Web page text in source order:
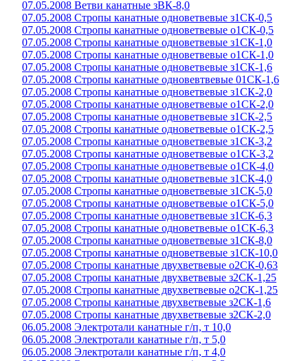
07.05.2008 Ветви канатные зВК-8,0
07.05.2008 Стропы канатные одноветвевые з1СК-0,5
07.05.2008 Стропы канатные одноветвевые о1СК-0,5
07.05.2008 Стропы канатные одноветвевые з1СК-1,0
07.05.2008 Стропы канатные одноветвевые о1СК-1,0
07.05.2008 Стропы канатные одноветвевые з1СК-1,6
07.05.2008 Стропы канатные одновевтвевые 01СК-1,6
07.05.2008 Стропы канатные одноветвевые з1СК-2,0
07.05.2008 Стропы канатные одноветвевые о1СК-2,0
07.05.2008 Стропы канатные одноветвевые з1СК-2,5
07.05.2008 Стропы канатные одноветвевые о1СК-2,5
07.05.2008 Стропы канатные одноветвевые з1СК-3,2
07.05.2008 Стропы канатные одноветвевые о1СК-3,2
07.05.2008 Стропы канатные одноветвевые о1СК-4,0
07.05.2008 Стропы канатные одноветвевые з1СК-4,0
07.05.2008 Стропы канатные одноветвевые з1СК-5,0
07.05.2008 Стропы канатные одноветвевые о1СК-5,0
07.05.2008 Стропы канатные одноветвевые з1СК-6,3
07.05.2008 Стропы канатные одноветвевые о1СК-6,3
07.05.2008 Стропы канатные одноветвевые з1СК-8,0
07.05.2008 Стропы канатные одноветвевые з1СК-10,0
07.05.2008 Стропы канатные двухветвевые о2СК-0,63
07.05.2008 Стропы канатные двухветвевые з2СК-1,25
07.05.2008 Стропы канатные двухветвевые о2СК-1,25
07.05.2008 Стропы канатные двухветвевые з2СК-1,6
07.05.2008 Стропы канатные двухветвевые з2СК-2,0
06.05.2008 Электротали канатные г/п, т 10,0
06.05.2008 Электротали канатные г/п, т 5,0
06.05.2008 Электротали канатные г/п, т 4,0